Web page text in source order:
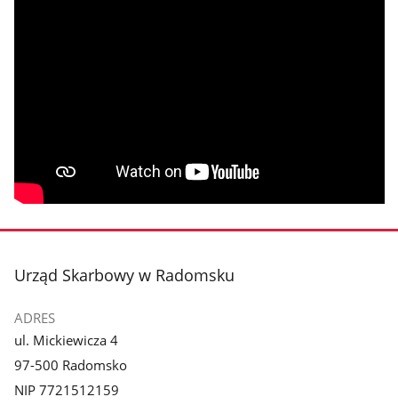
stopka
Urząd Skarbowy w Radomsku
ADRES
ul. Mickiewicza 4
97-500 Radomsko
NIP 7721512159